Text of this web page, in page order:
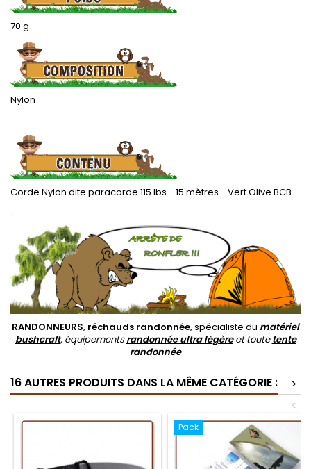
70 g.
Nylon
.
Corde Nylon dite paracorde 115 lbs - 15 mètres - Vert Olive BCB
.
RANDONNEURS, réchauds randonnée, spécialiste du matériel
bushcraft, équipementsrandonnée ultra légèreet toutetente
randonnée
16 AUTRES PRODUITS DANS LA MÊME CATÉGORIE :
>
<
Pack